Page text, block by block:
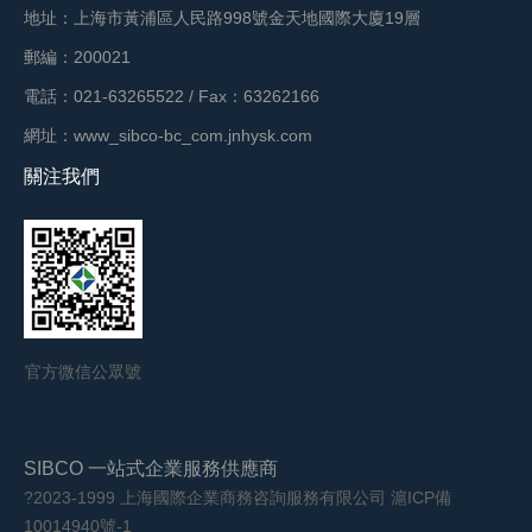
地址：上海市黃浦區人民路998號金天地國際大廈19層
郵編：200021
電話：021-63265522 / Fax：63262166
網址：www_sibco-bc_com.jnhysk.com
關注我們
官方微信公眾號
SIBCO 一站式企業服務供應商
?2023-1999 上海國際企業商務咨詢服務有限公司 滬ICP備
10014940號-1